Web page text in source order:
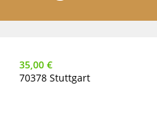
35,00 €
70378 Stuttgart